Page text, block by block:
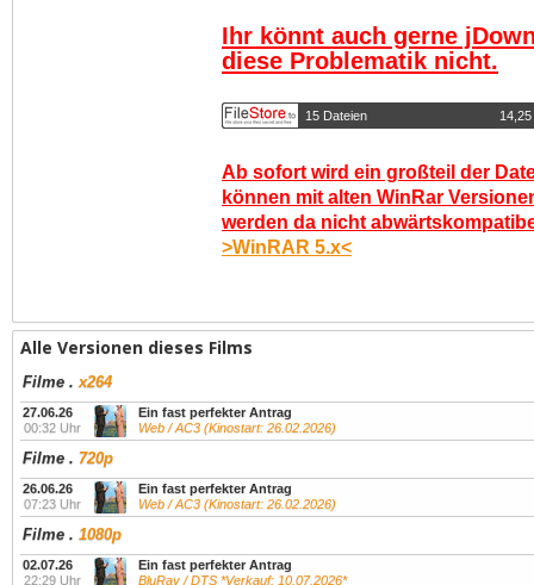
Ihr könnt auch gerne
diese Problematik nicht.
15 Dateien
Ab sofort wird ein großteil der
können mit alten WinRar
werden da nicht
>WinRAR 5.x<
Alle Versionen dieses Films
Filme .x264
27.06.26
00:32 Uhr
Ein fast perfekter Antrag
Web / AC3 (Kinostart: 26.02.2026)
Filme . 720p
26.06.26
07:23 Uhr
Ein fast perfekter Antrag
Web / AC3 (Kinostart: 26.02.2026)
Filme . 1080p
02.07.26
22:29 Uhr
Ein fast perfekter Antrag
BluRay / DTS *Verkauf: 10.07.2026*